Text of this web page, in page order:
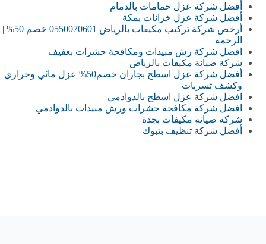
أفضل شركة عزل حمامات بالدمام
أفضل شركة عزل خزانات بمكة
أرخص شركة تركيب مكيفات بالرياض 0550070601 خصم 50% |
الرحمة
افضل شركة رش مبيدات ومكافحة حشرات بعفيف
شركة صيانة مكيفات بالرياض
أفضل شركة عزل اسطح بجازان خصم50% عزل مائي وحراري
وكشف تسربات
افضل شركة عزل اسطح بالدوادمي
افضل شركة مكافحة حشرات ورش مبيدات بالدوادمي
شركة صيانة مكيفات بجدة
أفضل شركة تنظيف بتبوك